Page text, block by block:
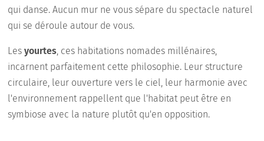
qui danse. Aucun mur ne vous sépare du spectacle naturel
qui se déroule autour de vous.
Lesyourtes , ces habitations nomades millénaires,
incarnent parfaitement cette philosophie. Leur structure
circulaire, leur ouverture vers le ciel, leur harmonie avec
l'environnement rappellent que l'habitat peut être en
symbiose avec la nature plutôt qu'en opposition.